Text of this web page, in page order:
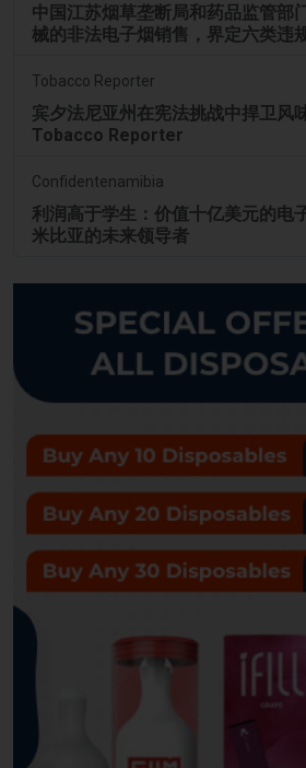
中国江苏烟草垄断局和药品监管部
械的非法电子烟销售，界定六类违
Tobacco Reporter
宾夕法尼亚州在宪法挑战中捍卫风
Tobacco Reporter
Confidentenamibia
利润高于学生：价值十亿美元的电
米比亚的未来领导者